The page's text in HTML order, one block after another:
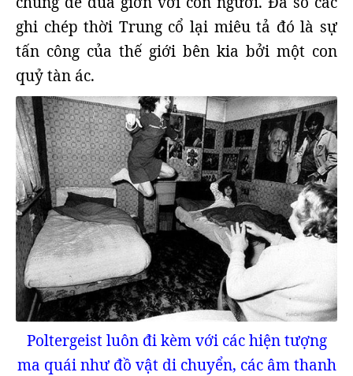
ghi chép thời Trung cổ lại miêu tả đó là sự
tấn công của thế giới bên kia bởi một con
quỷ tàn ác.
Poltergeist luôn đi kèm với các hiện tượng
ma quái như đồ vật di chuyển, các âm thanh